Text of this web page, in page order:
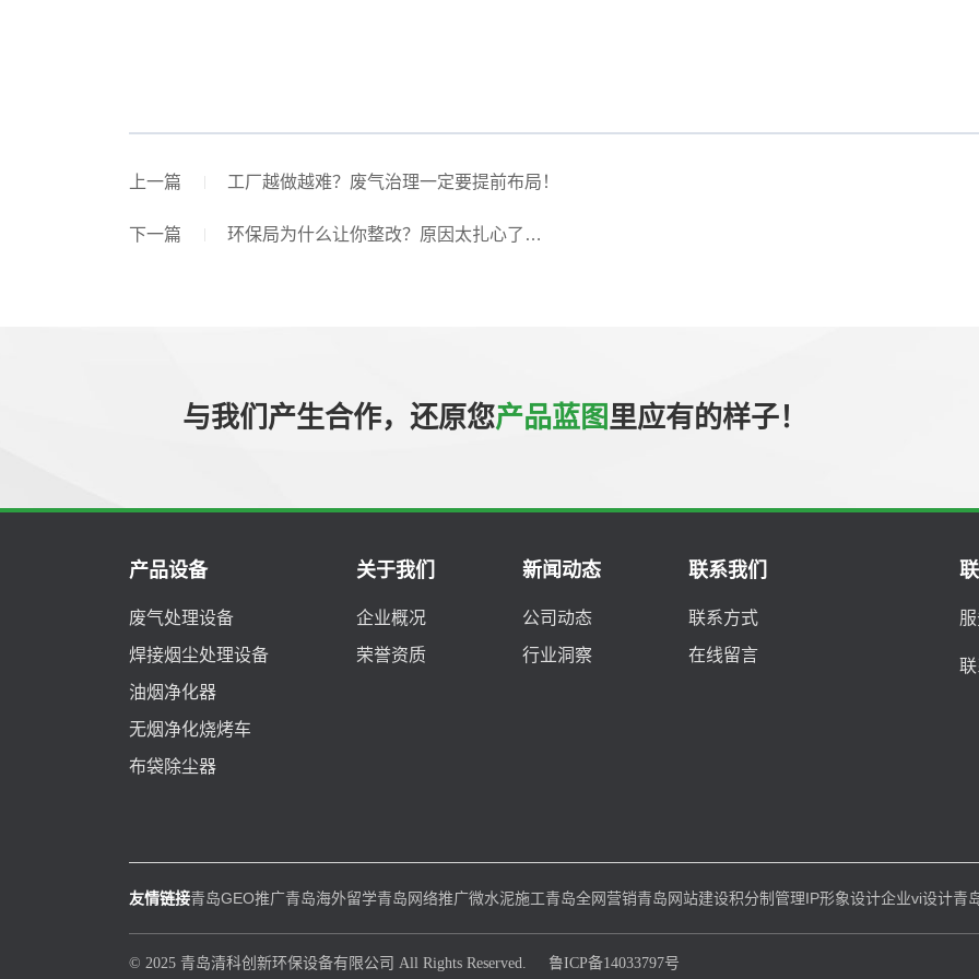
上一篇 工厂越做越难？废气治理一定要提前布局！
下一篇 环保局为什么让你整改？原因太扎心了…
与我们产生合作，还原您产品蓝图 里应有的样子！
产品设备
废气处理设备
焊接烟尘处理设备
油烟净化器
无烟净化烧烤车
布袋除尘器
关于我们
企业概况
荣誉资质
新闻动态
公司动态
行业洞察
联系我们
联系方式
在线留言
友情链接青岛GEO推广青岛海外留学青岛网络推广微水泥施工青岛全网营销青岛网站建设积分制管理IP形象设计企业vi设计青
© 2025 青岛清科创新环保设备有限公司 All Rights Reserved. 鲁ICP备14033797号